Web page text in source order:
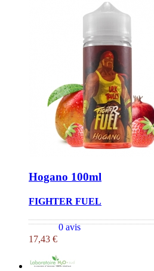
Hogano 100ml
FIGHTER FUEL
0 avis
17,43 €